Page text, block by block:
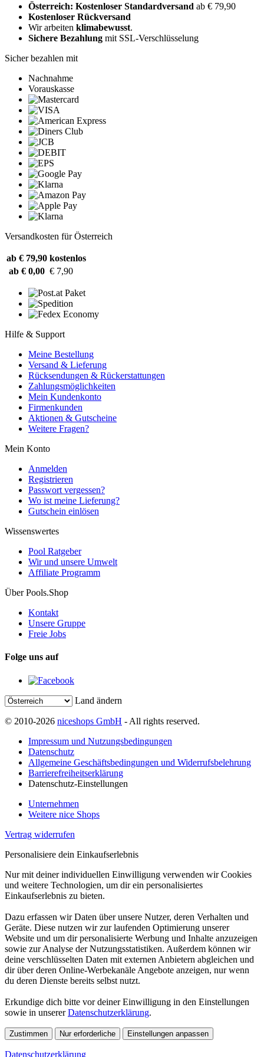
Österreich: Kostenloser Standardversand ab € 79,90
Kostenloser Rückversand
Wir arbeiten klimabewusst.
Sichere Bezahlung mit SSL-Verschlüsselung
Sicher bezahlen mit
Nachnahme
Vorauskasse
Versandkosten für Österreich
ab € 79,90 kostenlos
ab € 0,00 € 7,90
Hilfe & Support
Meine Bestellung
Versand & Lieferung
Rücksendungen & Rückerstattungen
Zahlungsmöglichkeiten
Mein Kundenkonto
Firmenkunden
Aktionen & Gutscheine
Weitere Fragen?
Mein Konto
Anmelden
Registrieren
Passwort vergessen?
Wo ist meine Lieferung?
Gutschein einlösen
Wissenswertes
Pool Ratgeber
Wir und unsere Umwelt
Affiliate Programm
Über Pools.Shop
Kontakt
Unsere Gruppe
Freie Jobs
Folge uns auf
Land ändern
© 2010-2026 niceshops GmbH - All rights reserved.
Impressum und Nutzungsbedingungen
Datenschutz
Allgemeine Geschäftsbedingungen und Widerrufsbelehrung
Barrierefreiheitserklärung
Datenschutz-Einstellungen
Unternehmen
Weitere nice Shops
Vertrag widerrufen
Personalisiere dein Einkaufserlebnis
Nur mit deiner individuellen Einwilligung verwenden wir Cookies
und weitere Technologien, um dir ein personalisiertes
Einkaufserlebnis zu bieten.
Dazu erfassen wir Daten über unsere Nutzer, deren Verhalten und
Geräte. Diese nutzen wir zur laufenden Optimierung unserer
Website und um dir personalisierte Werbung und Inhalte anzuzeigen
sowie zur Analyse der Nutzungsstatistiken. Außerdem können wir
deine verschlüsselten Daten mit externen Anbietern abgleichen und
dir über deren Online-Werbekanäle Angebote anzeigen, nur wenn
du deren Dienste bereits selbst nutzt.
Erkundige dich bitte vor deiner Einwilligung in den Einstellungen
sowie in unsererDatenschutzerklärung.
Zustimmen Nur erforderliche Einstellungen anpassen
Datenschutzerklärung